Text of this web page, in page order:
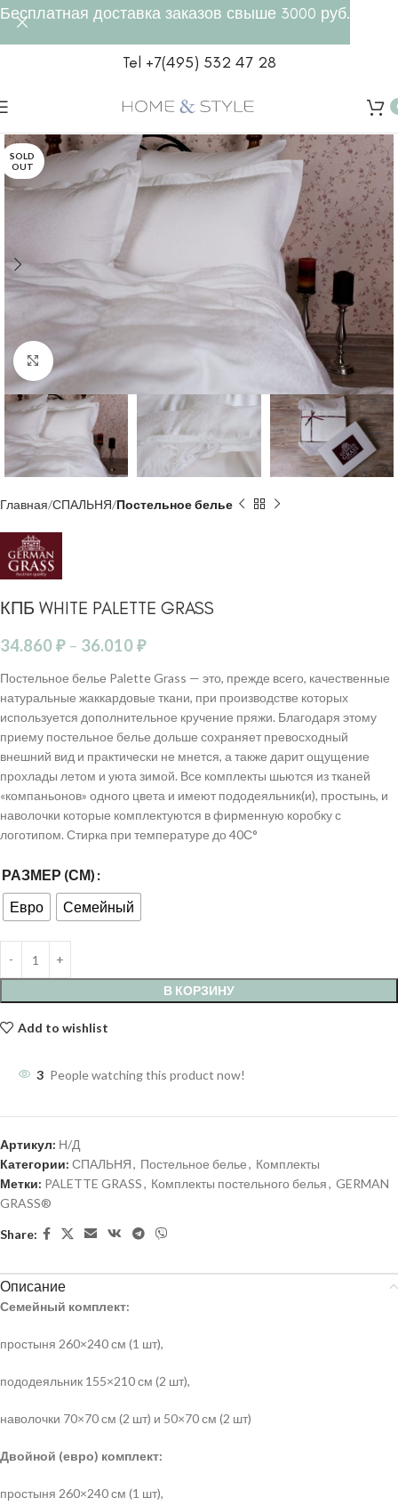
Tel +7(495) 532 47 28
SOLD
OUT
Click to enlarge
Главная СПАЛЬНЯ Постельное белье
КПБ WHITE PALETTE GRASS
34.860₽ – 36.010₽
Постельное белье Palette Grass — это, прежде всего, качественные
натуральные жаккардовые ткани, при производстве которых
используется дополнительное кручение пряжи. Благодаря этому
приему постельное белье дольше сохраняет превосходный
внешний вид и практически не мнется, а также дарит ощущение
прохлады летом и уюта зимой. Все комплекты шьются из тканей
«компаньонов» одного цвета и имеют пододеяльник(и), простынь, и
наволочки которые комплектуются в фирменную коробку с
логотипом. Стирка при температуре до 40С°
РАЗМЕР (СМ)
Евро
Семейный
В КОРЗИНУ
Add to wishlist
3 People watching this product now!
Артикул: Н/Д
Категории: СПАЛЬНЯ, Постельное белье, Комплекты
Метки: PALETTE GRASS, Комплекты постельного белья, GERMAN
GRASS®
Share:
Описание
Семейный комплект:
простыня 260×240 см (1 шт),
пододеяльник 155×210 см (2 шт),
наволочки 70×70 см (2 шт) и 50×70 см (2 шт)
Двойной (евро) комплект:
простыня 260×240 см (1 шт),
Бесплатная доставка заказов свыше 3000 руб.